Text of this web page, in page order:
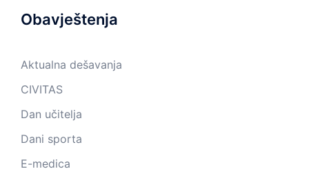
Obavještenja
Aktualna dešavanja
CIVITAS
Dan učitelja
Dani sporta
E-medica